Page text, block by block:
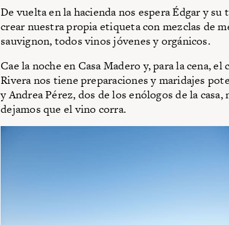
De vuelta en la hacienda nos espera Édgar y
crear nuestra propia etiqueta con mezclas de
sauvignon, todos vinos jóvenes y orgánicos.
Cae la noche en Casa Madero y, para la cena,
Rivera nos tiene preparaciones y maridajes
y Andrea Pérez, dos de los enólogos de la casa,
dejamos que el vino corra.